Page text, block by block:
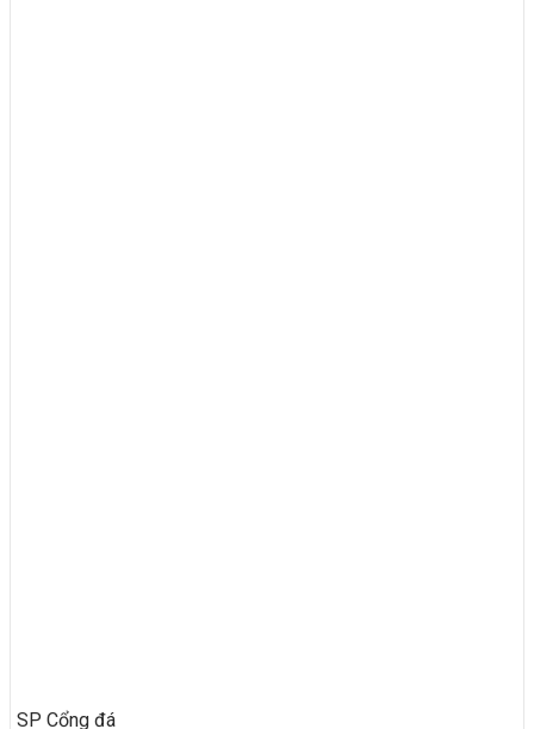
SP Cổng đá